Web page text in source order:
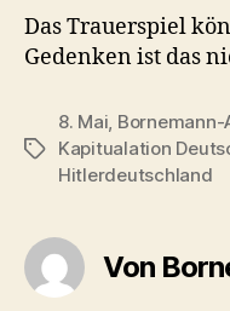
Das Trauerspiel
Gedenken ist das
Schlagwörter
8. Mai Bornemann-
Kapitualation
Hitlerdeutschland
Von